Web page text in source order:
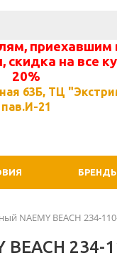
приехавшим
скидка на все
20%
63Б, ТЦ
пав.И-21
NAEMY BEACH 234-
234-